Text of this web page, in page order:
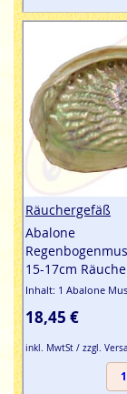
Räuchergefäß
Abalone
15-17cm
Inhalt: 1 Abalone
18,45 €
inkl. MwtSt / zzgl.